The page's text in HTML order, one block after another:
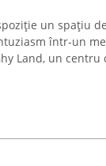
un spațiu
într-un
Land, un